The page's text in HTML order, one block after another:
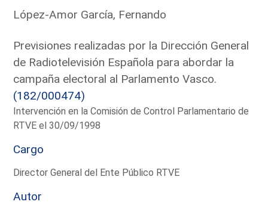
López-Amor García, Fernando
Previsiones realizadas por la Dirección General
de Radiotelevisión Española para abordar la
campaña electoral al Parlamento Vasco.
(182/000474)
Intervención en la Comisión de Control Parlamentario de
RTVE el 30/09/1998
Cargo
Director General del Ente Público RTVE
Autor